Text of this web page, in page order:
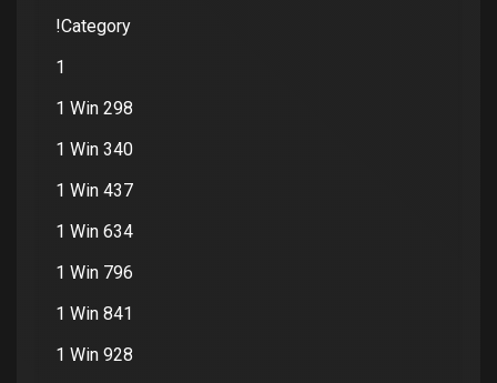
!Category
1
1 Win 298
1 Win 340
1 Win 437
1 Win 634
1 Win 796
1 Win 841
1 Win 928